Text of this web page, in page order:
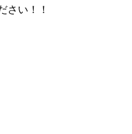
さい！！